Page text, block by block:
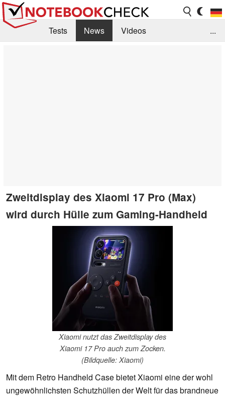
Tests News
Videos
...
Zweitdisplay des Xiaomi 17 Pro (Max)
wird durch Hülle zum Gaming-Handheld
Xiaomi nutzt das Zweitdisplay des
Xiaomi 17 Pro auch zum Zocken.
(Bildquelle: Xiaomi)
Mit dem Retro Handheld Case bietet Xiaomi eine der wohl
ungewöhnlichsten Schutzhüllen der Welt für das brandneue